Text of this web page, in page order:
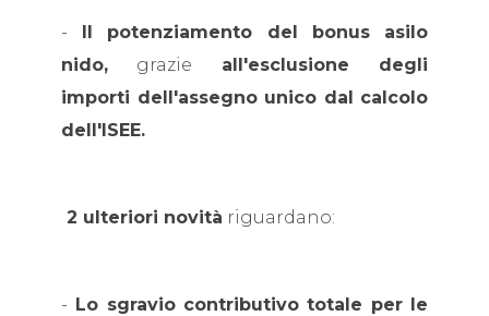
- Il potenziamento del bonus asilo
nido, grazie all'esclusione degli
importi dell'assegno unico dal calcolo
dell'ISEE.
2 ulteriori novità riguardano:
- Lo sgravio contributivo totale per le